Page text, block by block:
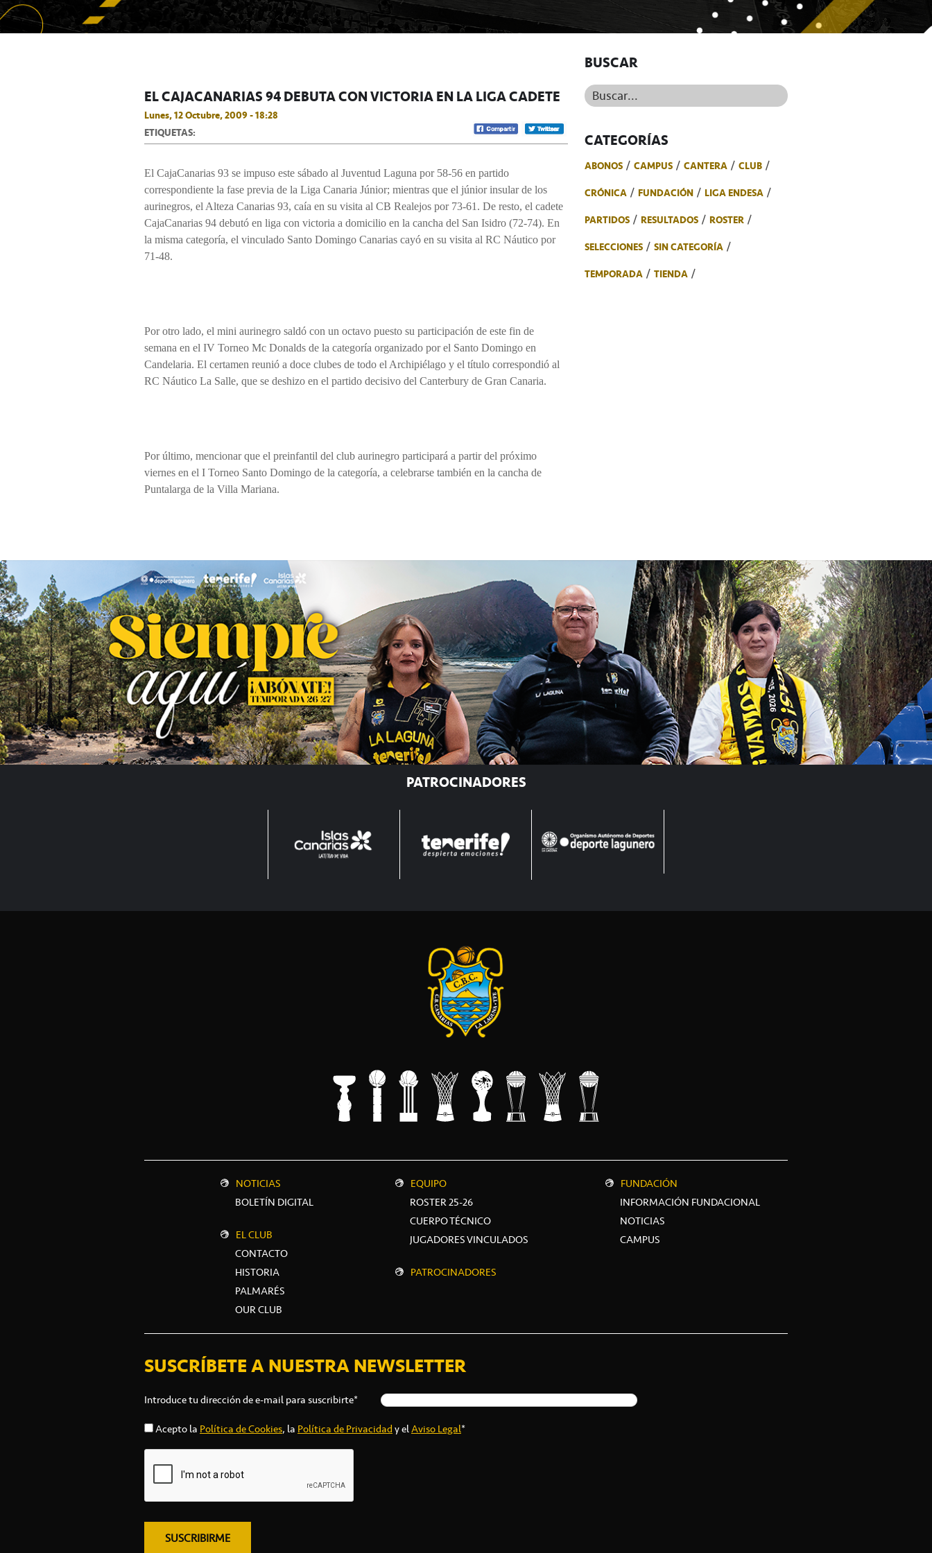
EL CAJACANARIAS 94 DEBUTA CON VICTORIA EN LA LIGA CADETE
Lunes, 12 Octubre, 2009 - 18:28
ETIQUETAS:
El CajaCanarias 93 se impuso este sábado al Juventud Laguna por 58-56 en partido
correspondiente la fase previa de la Liga Canaria Júnior; mientras que el júnior insular de los
aurinegros, el Alteza Canarias 93, caía en su visita al CB Realejos por 73-61. De resto, el cadete
CajaCanarias 94 debutó en liga con victoria a domicilio en la cancha del San Isidro (72-74). En
la misma categoría, el vinculado Santo Domingo Canarias cayó en su visita al RC Náutico por
71-48.
Por otro lado, el mini aurinegro saldó con un octavo puesto su participación de este fin de
semana en el IV Torneo Mc Donalds de la categoría organizado por el Santo Domingo en
Candelaria. El certamen reunió a doce clubes de todo el Archipiélago y el título correspondió al
RC Náutico La Salle, que se deshizo en el partido decisivo del Canterbury de Gran Canaria.
Por último, mencionar que el preinfantil del club aurinegro participará a partir del próximo
viernes en el I Torneo Santo Domingo de la categoría, a celebrarse también en la cancha de
Puntalarga de la Villa Mariana.
BUSCAR
Buscar...
CATEGORÍAS
ABONOS CAMPUS CANTERA
CLUB
CRÓNICA
FUNDACIÓN
LIGA ENDESA
PARTIDOS
RESULTADOS
ROSTER
SELECCIONES
SIN CATEGORÍA
TEMPORADA
TIENDA
PATROCINADORES
NOTICIAS
BOLETÍN DIGITAL
EL CLUB
CONTACTO
HISTORIA
PALMARÉS
OUR CLUB
EQUIPO
ROSTER 25-26
CUERPO TÉCNICO
JUGADORES VINCULADOS
PATROCINADORES
FUNDACIÓN
INFORMACIÓN FUNDACIONAL
NOTICIAS
CAMPUS
SUSCRÍBETE A NUESTRA NEWSLETTER
Introduce tu dirección de e-mail para suscribirte*
Acepto la Política de Cookies, la Política de Privacidady elAviso Legal*